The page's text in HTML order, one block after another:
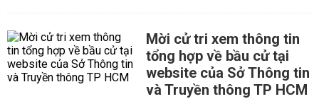
Mời cử tri xem thông tin
tổng hợp về bầu cử tại
website của Sở Thông tin
và Truyền thông TP HCM